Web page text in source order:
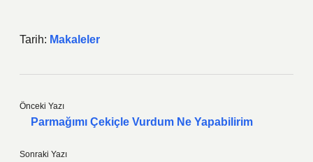
Tarih: Makaleler
Önceki Yazı
Parmağımı Çekiçle Vurdum Ne Yapabilirim
Sonraki Yazı